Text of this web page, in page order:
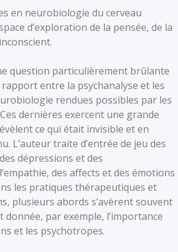
en neurobiologie du cerveau
d’exploration de la pensée, de la
question particulièrement brûlante
rapport entre la psychanalyse et les
rendues possibles par les
dernières exercent une grande
ce qui était invisible et en
L’auteur traite d’entrée de jeu des
dépressions et des
des affects et des émotions
les pratiques thérapeutiques et
plusieurs abords s’avèrent souvent
donnée, par exemple, l’importance
et les psychotropes.